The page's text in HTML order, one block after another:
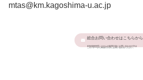
mtas@km.kagoshima-u.ac.jp
総合お問い合わせはこちらから
本有体物管理システムの利用大学にお問い合わせの方は
このバナーから希望の大学にお問い合わせください。